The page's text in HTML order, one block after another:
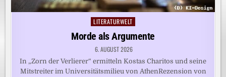
Posted
in
LITERATURWELT
Morde als Argumente
6. AUGUST 2026
In „Zorn der Verlierer“ ermitteln Kostas Charitos und seine
Mitstreiter im Universitätsmilieu von AthenRezension von